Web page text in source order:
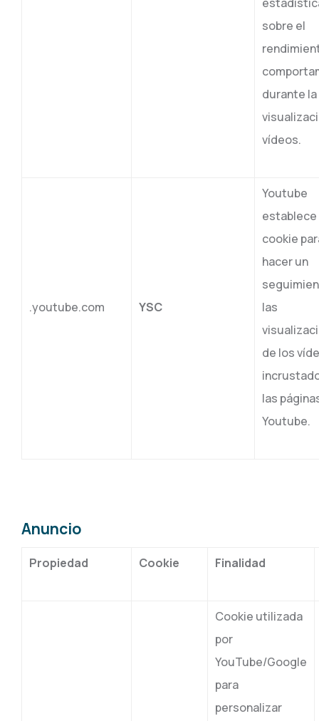
sobre el
durante la
vídeos.
.youtube.com YSC
Youtube
cookie
hacer un
las
de los
las
Youtube.
Anuncio
Propiedad Cookie Finalidad
Cookie utilizada
por
YouTube/Google
para
personalizar